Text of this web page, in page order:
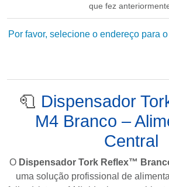
que fez
Por favor, selecione o endereço para
🧻 Dispensador
M4 Branco –
Central
O Dispensador Tork Reflex™
uma solução profissional de